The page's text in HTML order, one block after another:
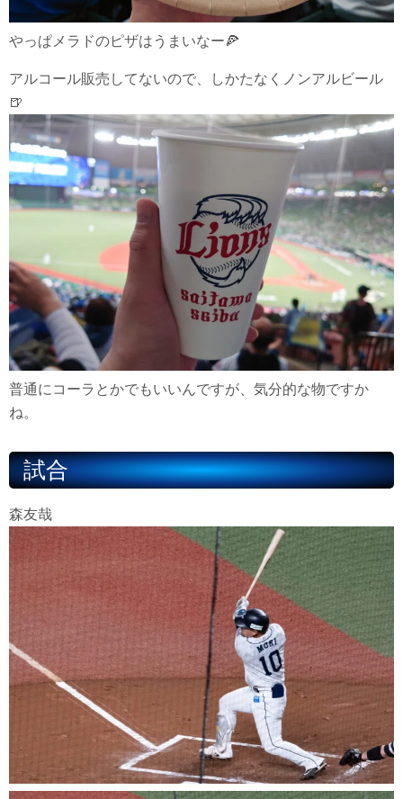
やっぱメラドのピザはうまいなー🍕
アルコール販売してないので、しかたなくノンアルビール
🍺
普通にコーラとかでもいいんですが、気分的な物ですか
ね。
試合
森友哉